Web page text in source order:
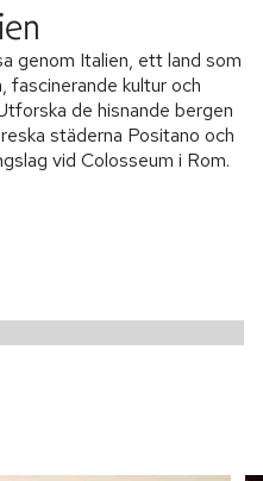
genom Italien, ett land som
fascinerande kultur och
de hisnande bergen
städerna Positano och
vid Colosseum i Rom.